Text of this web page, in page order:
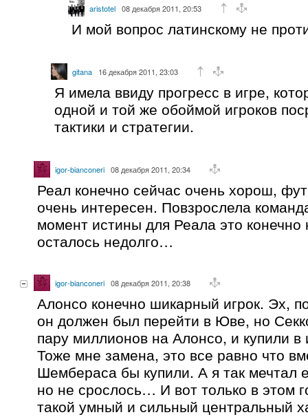
aristotel 08 декабря 2011, 20:53
И мой вопрос латинскому не
gitana 16 декабря 2011, 23:03
Я имела ввиду прогресс в игре,
одной и той же обоймой игроков
тактики и стратегии.
igor-bianconeri 08 декабря 2011, 20:34
Реал конечно сейчас очень хорош,
очень интересен. Повзрослела
момент истины для Реала это конечно
осталось недолго…
igor-bianconeri 08 декабря 2011, 20:38
Алонсо конечно шикарный игрок. Эх,
он должен был перейти в Юве, но
пару миллионов на Алонсо, и купили в
Тоже мне замена, это все равно что
Шембераса бы купили. А я так мечтал
но не срослось… И вот только в этом
такой умный и сильный центральный